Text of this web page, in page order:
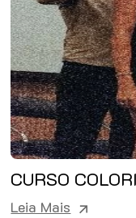
CURSO
Leia Mais